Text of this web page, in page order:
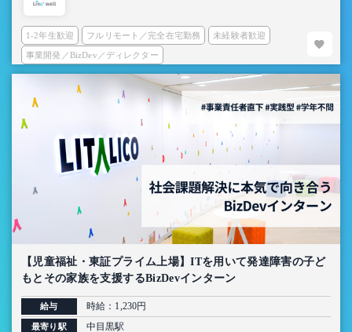
1-2年生歓迎 フルリモート／完全在宅勤務 未経験者歓迎
事業開発／BizDev／ディレクター
【児童福祉・東証プライム上場】ITを用いて発達障害の子ど
もとその家族を支援するBizDevインターン
給与 時給：1,230円
最寄り駅 中目黒駅